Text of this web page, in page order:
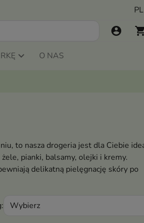
account_circle
O NAS
to nasza drogeria jest dla Ciebie
pianki, balsamy, olejki i kremy.
delikatną pielęgnację skóry po
Wybierz